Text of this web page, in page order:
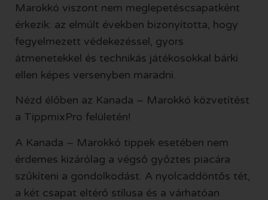
Marokkó viszont nem meglepetéscsapatként
érkezik: az elmúlt években bizonyította, hogy
fegyelmezett védekezéssel, gyors
átmenetekkel és technikás játékosokkal bárki
ellen képes versenyben maradni.
Nézd élőben az Kanada – Marokkó közvetítést
a TippmixPro felületén!
A Kanada – Marokkó tippek esetében nem
érdemes kizárólag a végső győztes piacára
szűkíteni a gondolkodást. A nyolcaddöntős tét,
a két csapat eltérő stílusa és a várhatóan